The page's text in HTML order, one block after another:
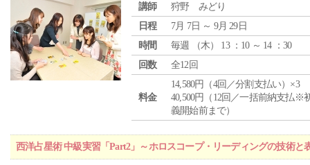
講師
狩野 みどり
日程
7月 7日 ～ 9月 29日
時間
毎週 （木） 13 ：10 ～ 14 ：30
回数
全12回
料金
14,580円（4回／分割支払い）×3
40,500円（12回／一括前納支払※
義開始前まで）
西洋占星術 中級実習「Part2」～ホロスコープ・リーディングの技術と